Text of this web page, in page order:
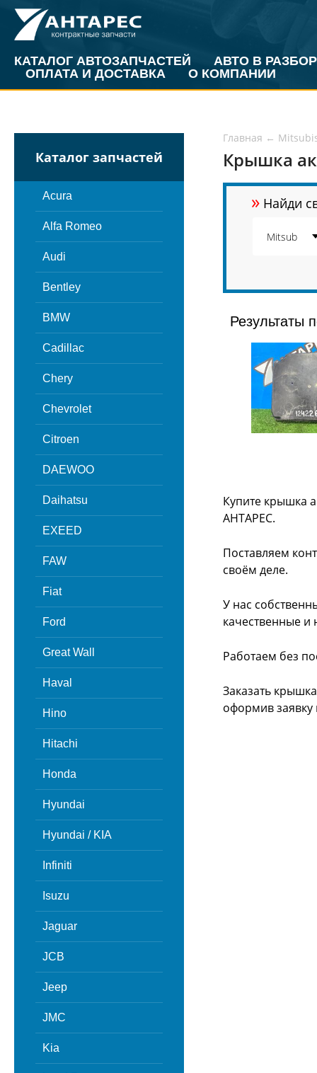
КАТАЛОГ АВТОЗАПЧАСТЕЙ
АВТО В РАЗБОР
ОПЛАТА И ДОСТАВКА
О КОМПАНИИ
Каталог запчастей
Acura
Alfa Romeo
Audi
Bentley
BMW
Cadillac
Chery
Chevrolet
Citroen
DAEWOO
Daihatsu
EXEED
FAW
Fiat
Ford
Great Wall
Haval
Hino
Hitachi
Honda
Hyundai
Hyundai / KIA
Infiniti
Isuzu
Jaguar
JCB
Jeep
JMC
Kia
Главная ←
Крышка
» Найди
Результаты
Купите крышка
АНТАРЕС.
Поставляем
своём деле.
У нас
качественные и
Работаем без
Заказать
оформив заявку